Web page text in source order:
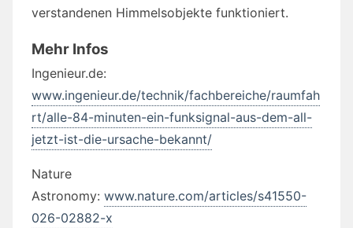
verstandenen Himmelsobjekte funktioniert.
Mehr Infos
Ingenieur.de:
www.ingenieur.de/technik/fachbereiche/raumfah
rt/alle-84-minuten-ein-funksignal-aus-dem-all-
jetzt-ist-die-ursache-bekannt/
Nature
Astronomy: www.nature.com/articles/s41550-
026-02882-x